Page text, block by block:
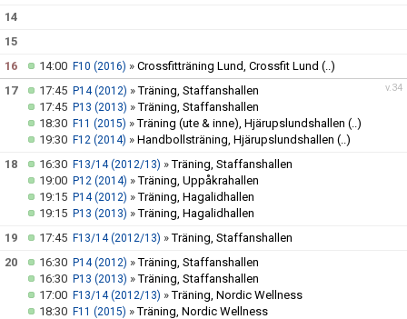
14
15
16
14:00 F10 (2016) » Crossfitträning Lund, Crossfit Lund (..)
v.34
17 17:45 P14 (2012) »Träning, Staffanshallen
17:45 P13 (2013) »Träning, Staffanshallen
18:30 F11 (2015) »Träning (ute & inne), Hjärupslundshallen (..)
19:30 F12 (2014) » Handbollsträning, Hjärupslundshallen (..)
18
16:30 F13/14 (2012/13) »Träning, Staffanshallen
19:00 P12 (2014) »Träning, Uppåkrahallen
19:15 P14 (2012) »Träning, Hagalidhallen
19:15 P13 (2013) »Träning, Hagalidhallen
19
17:45 F13/14 (2012/13) »Träning, Staffanshallen
20
16:30 P14 (2012) »Träning, Staffanshallen
16:30 P13 (2013) »Träning, Staffanshallen
17:00 F13/14 (2012/13) »Träning, Nordic Wellness
18:30 F11 (2015) »Träning, Nordic Wellness